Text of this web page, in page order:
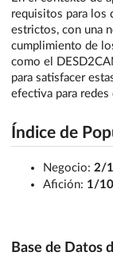
requisitos para los
estrictos, con una
cumplimiento de
como el
para satisfacer
efectiva para
Índice de
Negocio: 2/
Afición: 1/10
Base de Datos